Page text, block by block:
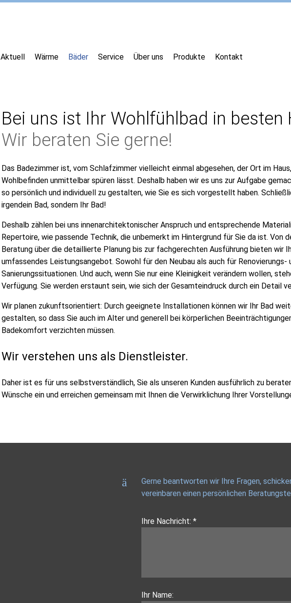
Aktuell Wärme Bäder Service Über uns Produkte Kontakt
Bei uns ist Ihr Wohlfühlbad in besten
Wir beraten Sie gerne!
Das Badezimmer ist, vom Schlafzimmer vielleicht einmal abgesehen, der Ort im
Wohlbefinden unmittelbar spüren lässt. Deshalb haben wir es uns zur Aufgabe
so persönlich und individuell zu gestalten, wie Sie es sich vorgestellt haben.
irgendein Bad, sondern Ihr Bad!
Deshalb zählen bei uns innenarchitektonischer Anspruch und entsprechende
Repertoire, wie passende Technik, die unbemerkt im Hintergrund für Sie da ist. Von
Beratung über die detaillierte Planung bis zur fachgerechten Ausführung bieten wir
umfassendes Leistungsangebot. Sowohl für den Neubau als auch für Renovierungs-
Sanierungssituationen. Und auch, wenn Sie nur eine Kleinigkeit verändern wollen,
Verfügung. Sie werden erstaunt sein, wie sich der Gesamteindruck durch ein Detail
Wir planen zukunftsorientiert: Durch geeignete Installationen können wir Ihr Bad
gestalten, so dass Sie auch im Alter und generell bei körperlichen
Badekomfort verzichten müssen.
Wir verstehen uns als Dienstleister.
Daher ist es für uns selbstverständlich, Sie als unseren Kunden ausführlich zu
Wünsche ein und erreichen gemeinsam mit Ihnen die Verwirklichung Ihrer
Gerne beantworten wir Ihre Fragen,
vereinbaren einen persönlichen
Ihre Nachricht: *
Ihr Name: